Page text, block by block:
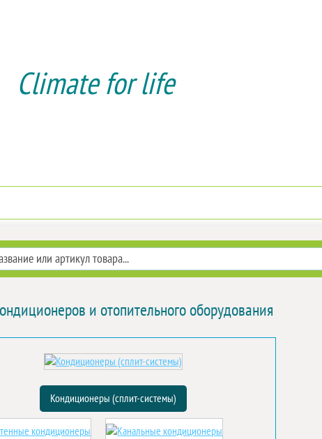
Climate for life
и отопительного оборудования
Кондиционеры (сплит-системы)